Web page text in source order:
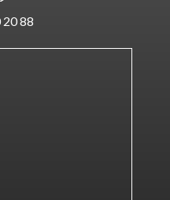
20 88